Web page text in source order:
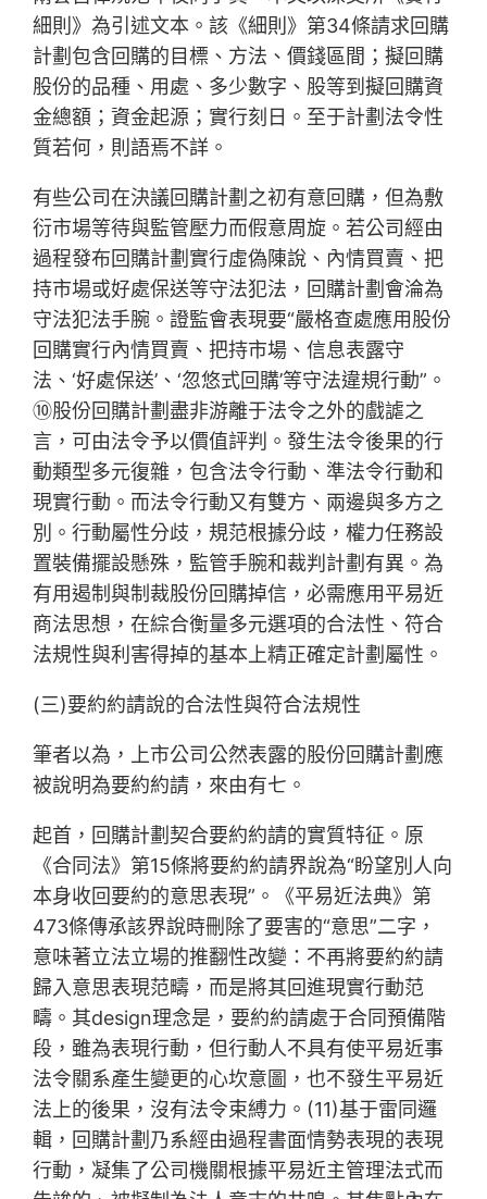
細則》為引述文本。該《細則》第34條請求回購
計劃包含回購的目標、方法、價錢區間；擬回購
股份的品種、用處、多少數字、股等到擬回購資
金總額；資金起源；實行刻日。至于計劃法令性
質若何，則語焉不詳。
有些公司在決議回購計劃之初有意回購，但為敷
衍市場等待與監管壓力而假意周旋。若公司經由
過程發布回購計劃實行虛偽陳說、內情買賣、把
持市場或好處保送等守法犯法，回購計劃會淪為
守法犯法手腕。證監會表現要“嚴格查處應用股份
回購實行內情買賣、把持市場、信息表露守
法、‘好處保送’、‘忽悠式回購’等守法違規行動”。
⑩股份回購計劃盡非游離于法令之外的戲謔之
言，可由法令予以價值評判。發生法令後果的行
動類型多元復雜，包含法令行動、準法令行動和
現實行動。而法令行動又有雙方、兩邊與多方之
別。行動屬性分歧，規范根據分歧，權力任務設
置裝備擺設懸殊，監管手腕和裁判計劃有異。為
有用遏制與制裁股份回購掉信，必需應用平易近
商法思想，在綜合衡量多元選項的合法性、符合
法規性與利害得掉的基本上精正確定計劃屬性。
(三)要約約請說的合法性與符合法規性
筆者以為，上市公司公然表露的股份回購計劃應
被說明為要約約請，來由有七。
起首，回購計劃契合要約約請的實質特征。原
《合同法》第15條將要約約請界說為“盼望別人向
本身收回要約的意思表現”。《平易近法典》第
473條傳承該界說時刪除了要害的“意思”二字，
意味著立法立場的推翻性改變：不再將要約約請
歸入意思表現范疇，而是將其回進現實行動范
疇。其design理念是，要約約請處于合同預備階
段，雖為表現行動，但行動人不具有使平易近事
法令關系產生變更的心坎意圖，也不發生平易近
法上的後果，沒有法令束縛力。(11)基于雷同邏
輯，回購計劃乃系經由過程書面情勢表現的表現
行動，凝集了公司機關根據平易近主管理法式而